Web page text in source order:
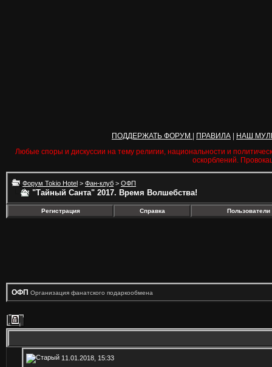
ПОДДЕРЖАТЬ ФОРУМ ПРАВИЛА
НАШ
Любые споры и дискуссии на тему религии, национальности и
оскорблений.
Форум Tokio Hotel > Фан-клуб > ОФП
"Тайный Санта" 2017. Время Волшебства!
Регистрация Справка Пользователи
ОФП Организация фанатского подаркообмена
11.01.2018, 15:33